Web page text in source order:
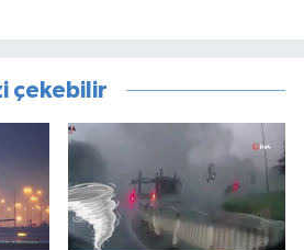
çekebilir